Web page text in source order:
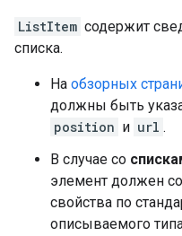
ListItem содержит
списка.
На обзорных
должны быть
position и url .
В случае со
элемент должен
свойства по
описываемого